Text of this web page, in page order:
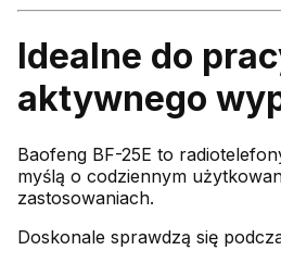
Idealne do
aktywnego
Baofeng BF-25E to
myślą o codziennym
zastosowaniach.
Doskonale sprawdzą się